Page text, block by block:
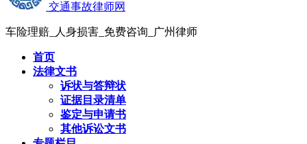
交通事故律师网
车险理赔_人身损害_免费咨询_广州律师
首页
法律文书
诉状与答辩状
证据目录清单
鉴定与申请书
其他诉讼文书